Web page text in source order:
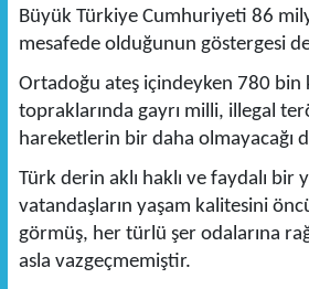
Büyük Türkiye Cumhuriyeti 86
mesafede olduğunun göstergesi
Ortadoğu ateş içindeyken 780
topraklarında gayrı milli, illegal
hareketlerin bir daha olmayacağı
Türk derin aklı haklı ve faydalı bir
vatandaşların yaşam kalitesini
görmüş, her türlü şer odalarına
asla vazgeçmemiştir.